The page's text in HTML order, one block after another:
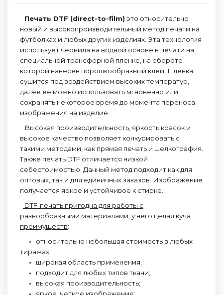
Печать DTF (direct-to-film) это относительно
новый и высокопроизводительный метод печати на
футболках и любых других изделиях. Эта технология
использует чернила на водной основе в печати на
специальной трансферной пленке, на обороте
которой нанесен порошкообразный клей. Пленка
сушится под воздействием высоких температур,
далее ее можно использовать мгновенно или
сохранять некоторое время до момента переноса
изображения на изделие.
Высокая производительность, яркость красок и
высокое качество позволяет конкурировать с
такими методами, как прямая печать и шелкография.
Также печать DTF отличается низкой
себестоимостью. Данный метод подходит как для
оптовых, так и для единичных заказов. Изображение
получается яркое и устойчивое к стирке.
DTF-печать пригодна для работы с
разнообразными материалами, у него целая куча
преимуществ:
•
относительно небольшая стоимость в любых
тиражах;
•
широкая область применения;
• подходит для любых типов ткани;
• высокая производительность;